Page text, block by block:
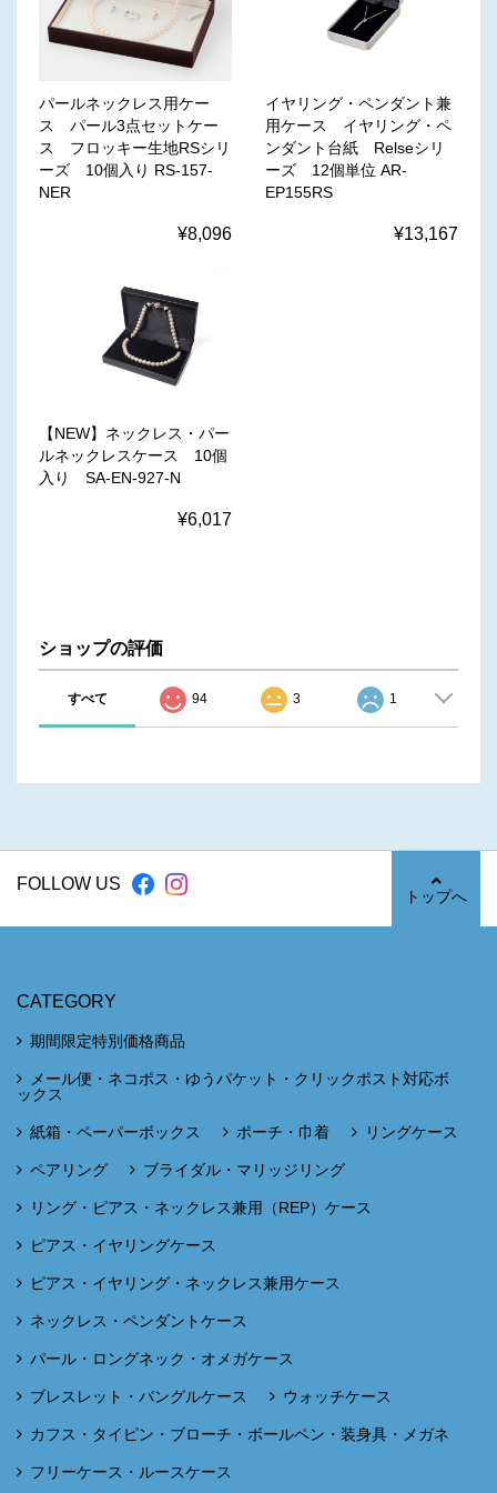
パールネックレス用ケー
ス パール3点セットケー
ス フロッキー生地RSシリ
ーズ 10個入り RS-157-
NER
¥8,096
イヤリング・ペンダント兼
用ケース イヤリング・ペ
ンダント台紙 Relseシリ
ーズ 12個単位 AR-
EP155RS
¥13,167
【NEW】ネックレス・パー
ルネックレスケース 10個
入り SA-EN-927-N
¥6,017
ショップの評価
すべて 94 3 1
FOLLOW US
トップへ
CATEGORY
期間限定特別価格商品
メール便・ネコポス・ゆうパケット・クリックポスト対応ボ
ックス
紙箱・ペーパーボックス ポーチ・巾着 リングケース
ペアリング ブライダル・マリッジリング
リング・ピアス・ネックレス兼用（REP）ケース
ピアス・イヤリングケース
ピアス・イヤリング・ネックレス兼用ケース
ネックレス・ペンダントケース
パール・ロングネック・オメガケース
ブレスレット・バングルケース ウォッチケース
カフス・タイピン・ブローチ・ボールペン・装身具・メガネ
フリーケース・ルースケース